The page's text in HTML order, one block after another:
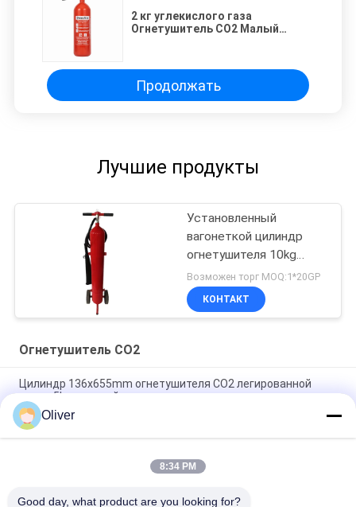
2 кг углекислого газа
Огнетушитель CO2 Малый
Продолжать
Лучшие продукты
Установленный
вагонеткой цилиндр
огнетушителя 10kg
CK45 СО2 красный
Возможен торг MOQ:1*20GP
КОНТАКТ
Огнетушитель СО2
Цилиндр 136x655mm огнетушителя СО2 легированной
стали 5kg красный
2 кг портативный огнетушитель из углеродистой стали с
красным цилиндром для пожаров класса B
Огнетушитель на колесах 20 кг, красный
Oliver
8:34 PM
Good day, what product are you looking for?